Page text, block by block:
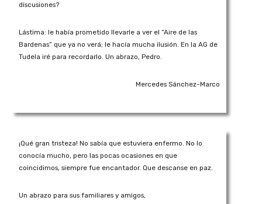
discusiones?
Lástima: le había prometido llevarle a ver el “Aire de las
Bardenas” que ya no verá; le hacía mucha ilusión. En la AG de
Tudela iré para recordarlo. Un abrazo, Pedro.
Mercedes Sánchez-Marco
¡Qué gran tristeza! No sabía que estuviera enfermo. No lo
conocía mucho, pero las pocas ocasiones en que
coincidimos, siempre fue encantador. Que descanse en paz.
Un abrazo para sus familiares y amigos,